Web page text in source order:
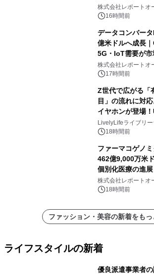
加速
株式会社レポートオ
16時間前
データコンバー
億米ドルへ成長
5G・IoT需要が
株式会社レポートオ
17時間前
Z世代で広がる「
目」の流れに対
イヤホンが登場
ー付きでスマホか
く活用可能
LivelyLifeライブリ
18時間前
ファーマコゲノ
462億9,000万米
個別化医療の進
代ヘルスケア投
株式会社レポートオ
18時間前
ファッション・美容の新着をもっ
ライフスタイルの新着
優良派遣事業者